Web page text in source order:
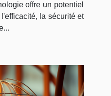
offre un potentiel
la sécurité et